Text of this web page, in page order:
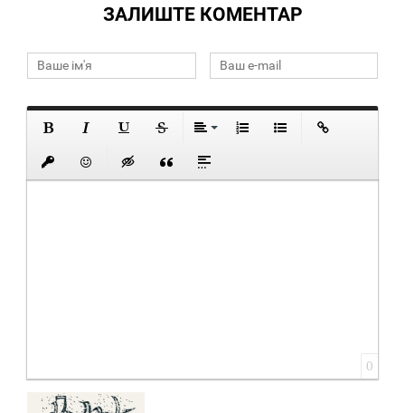
ЗАЛИШТЕ КОМЕНТАР
0